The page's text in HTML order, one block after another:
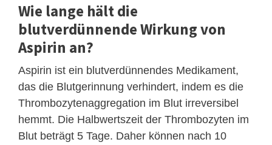
Wie lange hält die
blutverdünnende Wirkung von
Aspirin an?
Aspirin ist ein blutverdünnendes Medikament,
das die Blutgerinnung verhindert, indem es die
Thrombozytenaggregation im Blut irreversibel
hemmt. Die Halbwertszeit der Thrombozyten im
Blut beträgt 5 Tage. Daher können nach 10